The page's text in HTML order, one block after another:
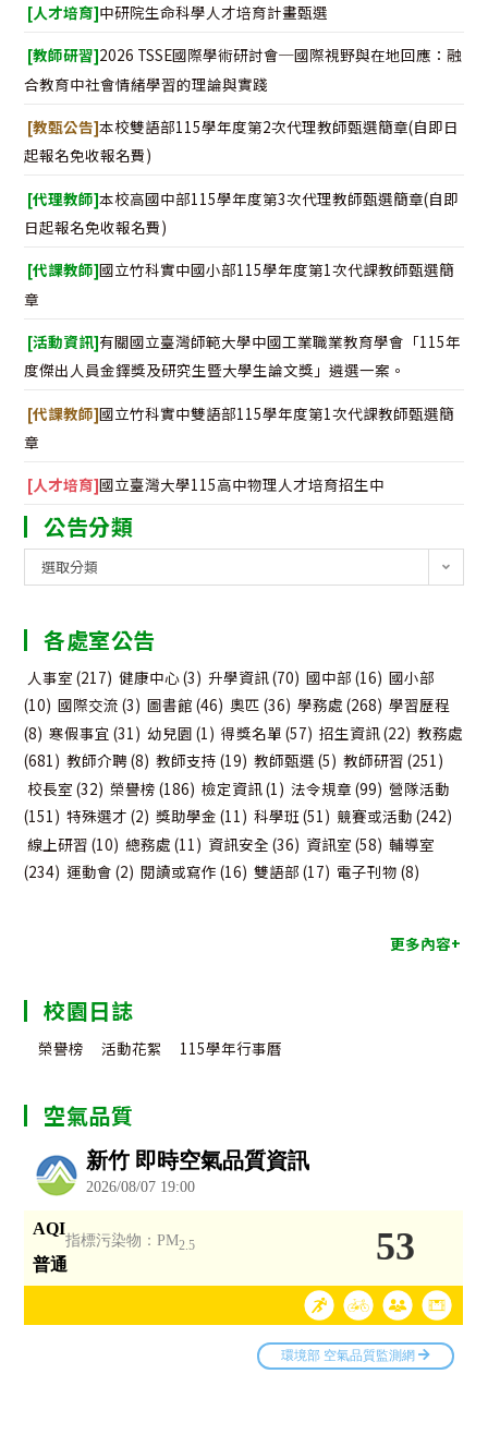
[人才培育]中研院生命科學人才培育計畫甄選
[教師研習]2026 TSSE國際學術研討會─國際視野與在地回應：融
合教育中社會情緒學習的理論與實踐
[教甄公告]本校雙語部115學年度第2次代理教師甄選簡章(自即日
起報名免收報名費)
[代理教師]本校高國中部115學年度第3次代理教師甄選簡章(自即
日起報名免收報名費)
[代課教師]國立竹科實中國小部115學年度第1次代課教師甄選簡
章
[活動資訊]有關國立臺灣師範大學中國工業職業教育學會「115年
度傑出人員金鐸獎及研究生暨大學生論文獎」遴選一案。
[代課教師]國立竹科實中雙語部115學年度第1次代課教師甄選簡
章
[人才培育]國立臺灣大學115高中物理人才培育招生中
公告分類
告
類
選取分類
各處室公告
人事室 (217) 健康中心(3) 升學資訊(70) 國中部 (16) 國小部
(10) 國際交流 (3) 圖書館 (46) 奧匹 (36) 學務處 (268) 學習歷程
(8) 寒假事宜 (31) 幼兒園 (1) 得獎名單 (57) 招生資訊(22) 教務處
(681) 教師介聘(8) 教師支持 (19) 教師甄選 (5) 教師研習 (251)
校長室 (32) 榮譽榜 (186) 檢定資訊(1) 法令規章 (99) 營隊活動
(151) 特殊選才 (2) 獎助學金 (11) 科學班(51) 競賽或活動 (242)
線上研習 (10) 總務處 (11) 資訊安全 (36) 資訊室 (58) 輔導室
(234) 運動會 (2) 閱讀或寫作 (16) 雙語部 (17) 電子刊物 (8)
更多內容+
校園日誌
榮譽榜 活動花絮 115學年行事曆
空氣品質